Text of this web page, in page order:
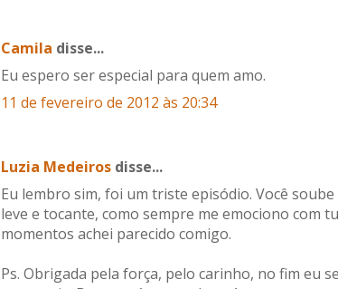
Camila disse...
Eu espero ser especial para quem amo.
11 de fevereiro de 2012 às 20:34
Luzia Medeiros disse...
Eu lembro sim, foi um triste episódio. Você
leve e tocante, como sempre me emociono com
momentos achei parecido comigo.
Ps. Obrigada pela força, pelo carinho, no fim eu